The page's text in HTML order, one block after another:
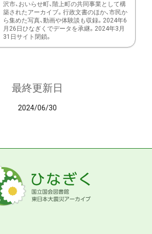
沢市、おいらせ町、階上町の共同事業として構
築されたアーカイブ。行政文書のほか、市民か
ら集めた写真、動画や体験談も収録。2024年6
月26日ひなぎくでデータを承継。2024年3月
31日サイト閉鎖。
最終更新日
2024/06/30